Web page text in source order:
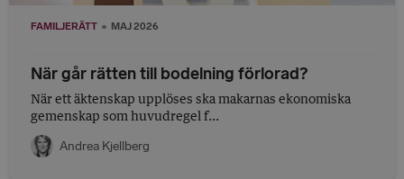
FAMILJERÄTT MAJ 2026
När går rätten till bodelning förlorad?
När ett äktenskap upplöses ska makarnas ekonomiska
gemenskap som huvudregel f...
Andrea Kjellberg